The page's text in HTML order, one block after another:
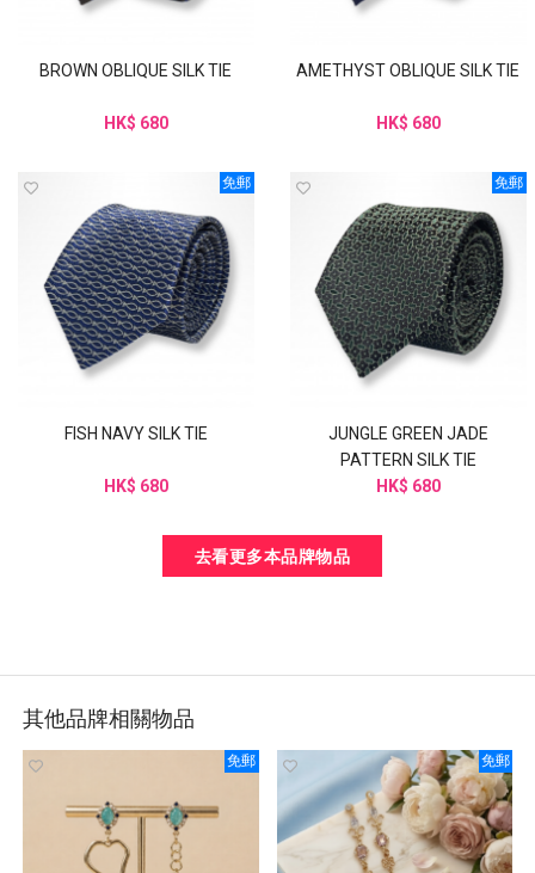
BROWN OBLIQUE SILK TIE
HK$ 680
AMETHYST OBLIQUE SILK TIE
HK$ 680
免郵
FISH NAVY SILK TIE
HK$ 680
免郵
JUNGLE GREEN JADE
PATTERN SILK TIE
HK$ 680
去看更多本品牌物品
其他品牌相關物品
免郵 免郵